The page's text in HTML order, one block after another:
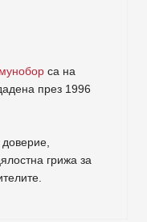
са на
през 1996
грижа за
.